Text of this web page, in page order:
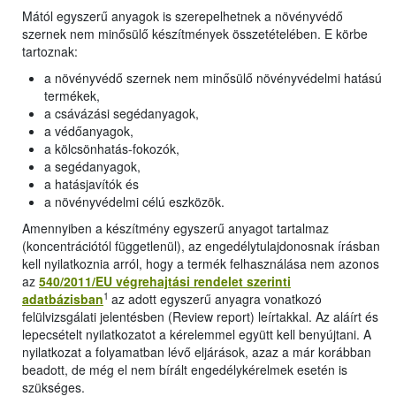
Mától egyszerű anyagok is szerepelhetnek a növényvédő
szernek nem minősülő készítmények összetételében. E körbe
tartoznak:
a növényvédő szernek nem minősülő növényvédelmi hatású
termékek,
a csávázási segédanyagok,
a védőanyagok,
a kölcsönhatás-fokozók,
a segédanyagok,
a hatásjavítók és
a növényvédelmi célú eszközök.
Amennyiben a készítmény egyszerű anyagot tartalmaz
(koncentrációtól függetlenül), az engedélytulajdonosnak írásban
kell nyilatkoznia arról, hogy a termék felhasználása nem azonos
az 540/2011/EU végrehajtási rendelet szerinti
adatbázisban1 az adott egyszerű anyagra vonatkozó
felülvizsgálati jelentésben (Review report) leírtakkal. Az aláírt és
lepecsételt nyilatkozatot a kérelemmel együtt kell benyújtani. A
nyilatkozat a folyamatban lévő eljárások, azaz a már korábban
beadott, de még el nem bírált engedélykérelmek esetén is
szükséges.